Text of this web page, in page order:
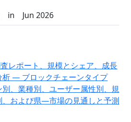
in Jun 2026
レポート、規模とシェア、成長
析 ― ブロックチェーンタイプ
、業種別、ユーザー属性別、規
、および県―市場の見通しと予測